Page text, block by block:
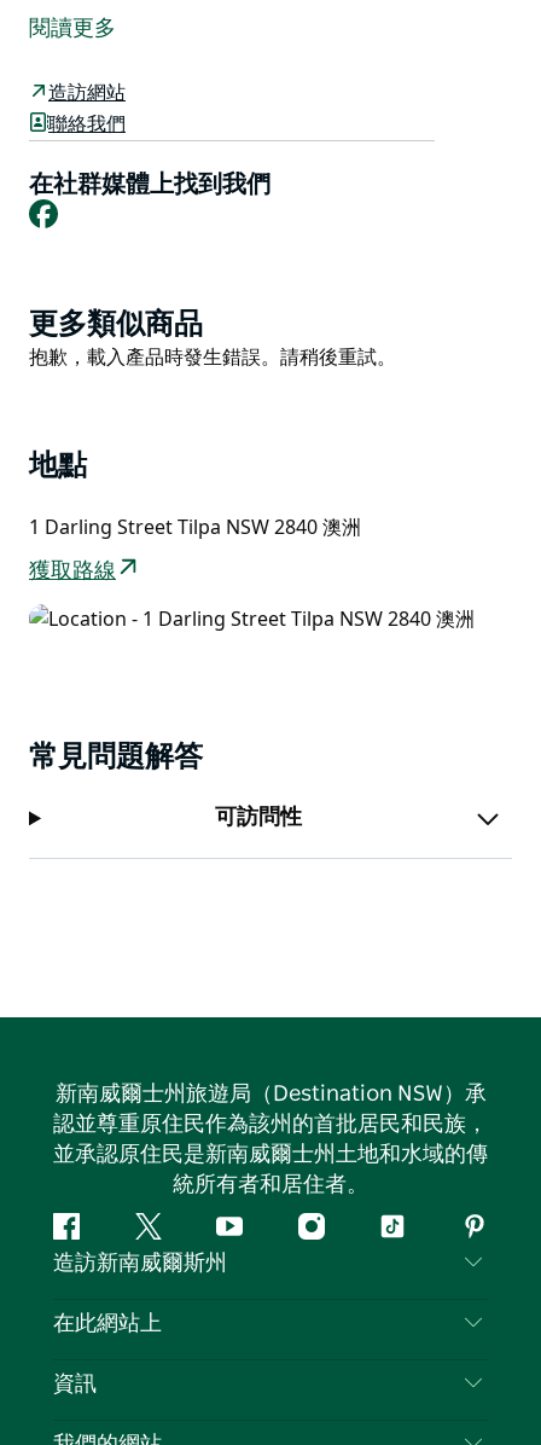
真正叢林酒吧之一。酒店/酒吧從達令河沿岸的河船貿易
發展而來，是蒂爾帕的中心，也是遊客和當地人最喜歡的
景點。
住宿可供希望入住的客人入住，只需在抵達時預訂或在營
業時間致電以確保空房。
閱讀更多
造訪網站
聯絡我們
在社群媒體上找到我們
Facebook
Product
List
更多類似商品
Product
抱歉，載入產品時發生錯誤。請稍後重試。
地點
1 Darling Street Tilpa NSW 2840 澳洲
獲取路線
常見問題解答
可訪問性
新南威爾士州旅遊局（Destination NSW）承
認並尊重原住民作為該州的首批居民和民族，
並承認原住民是新南威爾士州土地和水域的傳
統所有者和居住者。
Facebook嘰
嘰
喳
Youtube Instagram
抖
造訪新南威爾斯州
聯絡我們
隱私
在此網站上
目的地
資訊
旅行資訊